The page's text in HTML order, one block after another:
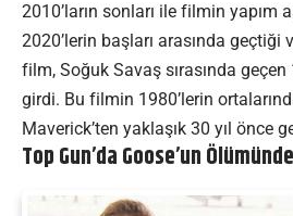
2010’ların sonları ile filmin yapım
2020’lerin başları arasında geçtiği
film, Soğuk Savaş sırasında
girdi. Bu filmin 1980’lerin
Maverick’ten yaklaşık 30 yıl önce
Top Gun’da Goose’un